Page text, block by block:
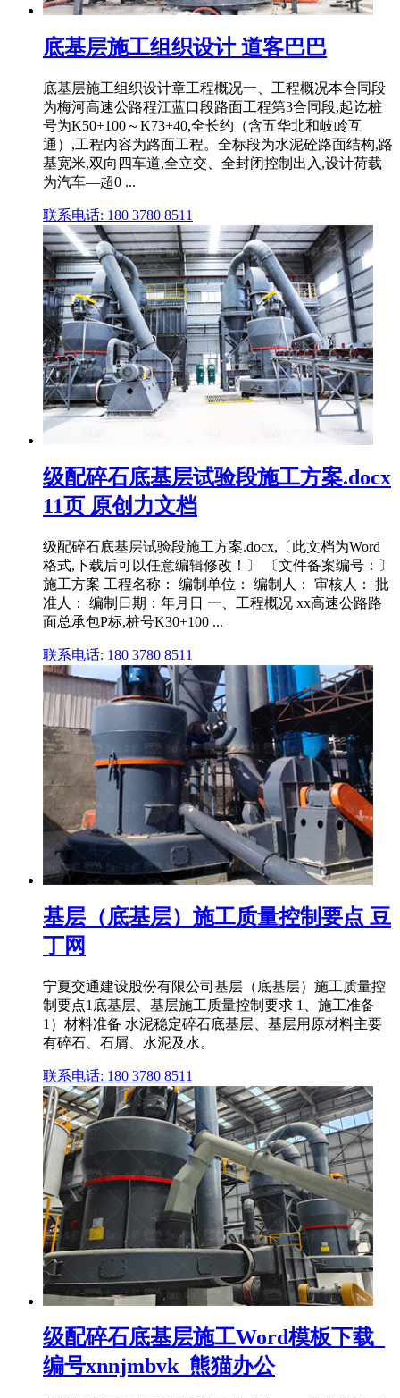
底基层施工组织设计 道客巴巴
底基层施工组织设计章工程概况一、工程概况本合同段
为梅河高速公路程江蓝口段路面工程第3合同段,起讫桩
号为K50+100～K73+40,全长约（含五华北和岐岭互
通）,工程内容为路面工程。全标段为水泥砼路面结构,路
基宽米,双向四车道,全立交、全封闭控制出入,设计荷载
为汽车—超0 ...
联系电话: 180 3780 8511
级配碎石底基层试验段施工方案.docx
11页 原创力文档
级配碎石底基层试验段施工方案.docx,〔此文档为Word
格式,下载后可以任意编辑修改！〕 〔文件备案编号：〕
施工方案 工程名称： 编制单位： 编制人： 审核人： 批
准人： 编制日期：年月日 一、工程概况 xx高速公路路
面总承包P标,桩号K30+100 ...
联系电话: 180 3780 8511
基层（底基层）施工质量控制要点 豆
丁网
宁夏交通建设股份有限公司基层（底基层）施工质量控
制要点1底基层、基层施工质量控制要求 1、施工准备
1）材料准备 水泥稳定碎石底基层、基层用原材料主要
有碎石、石屑、水泥及水。
联系电话: 180 3780 8511
级配碎石底基层施工Word模板下载_
编号xnnjmbvk_熊猫办公